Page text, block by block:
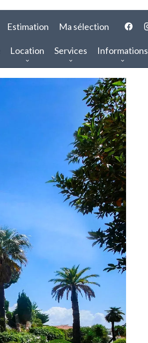
Estimation Ma sélection
Location Services Informations